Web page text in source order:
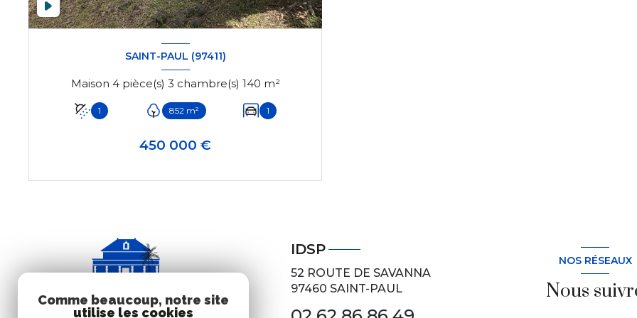
SAINT-PAUL (97411)
Maison 4 pièce(s) 3 chambre(s) 140 m²
1 852 m² 1
450 000 €
VOIR LE BIEN
IDSP
52 ROUTE DE SAVANNA
97460 SAINT-PAUL
NOS RÉSEAUX
Nous
Comme beaucoup, notre site
utilise les cookies